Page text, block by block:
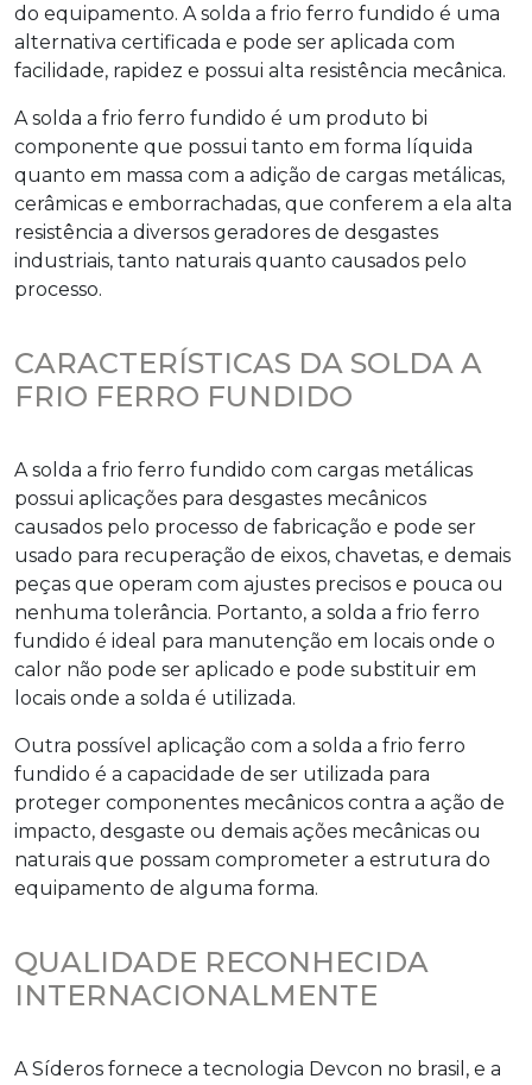
do equipamento. Asolda a frio ferro fundido é uma
alternativa certificada e pode ser aplicada com
facilidade, rapidez e possui alta resistência mecânica.
Asolda a frio ferro fundido é um produto bi
componente que possui tanto em forma líquida
quanto em massa com a adição de cargas metálicas,
cerâmicas e emborrachadas, que conferem a ela alta
resistência a diversos geradores de desgastes
industriais, tanto naturais quanto causados pelo
processo.
CARACTERÍSTICAS DA SOLDA A
FRIO FERRO FUNDIDO
Asolda a frio ferro fundido com cargas metálicas
possui aplicações para desgastes mecânicos
causados pelo processo de fabricação e pode ser
usado para recuperação de eixos, chavetas, e demais
peças que operam com ajustes precisos e pouca ou
nenhuma tolerância. Portanto, a solda a frio ferro
fundido é ideal para manutenção em locais onde o
calor não pode ser aplicado e pode substituir em
locais onde a solda é utilizada.
Outra possível aplicação com a solda a frio ferro
fundido é a capacidade de ser utilizada para
proteger componentes mecânicos contra a ação de
impacto, desgaste ou demais ações mecânicas ou
naturais que possam comprometer a estrutura do
equipamento de alguma forma.
QUALIDADE RECONHECIDA
INTERNACIONALMENTE
A Síderos fornece a tecnologia Devcon no brasil, e a